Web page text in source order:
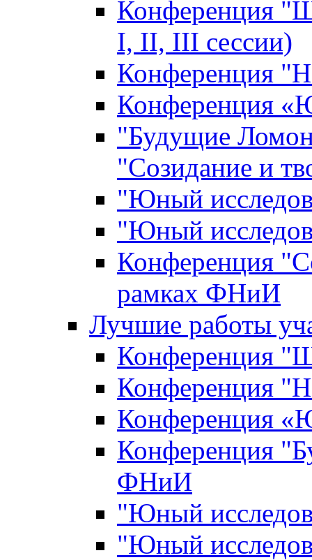
Конференция
I, II, III сессии)
Конференция
Конференция
"Будущие
"Созидание и
"Юный
"Юный
Конференция
рамках ФНиИ
Лучшие работы
Конференция
Конференция
Конференция
Конференция
ФНиИ
"Юный
"Юный